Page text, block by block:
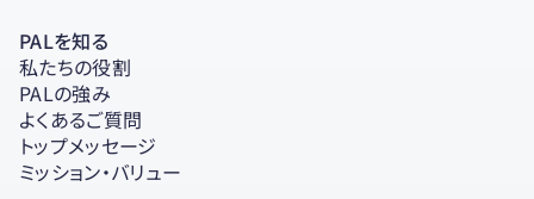
PALを知る
私たちの役割
PALの強み
よくあるご質問
トップメッセージ
ミッション・バリュー